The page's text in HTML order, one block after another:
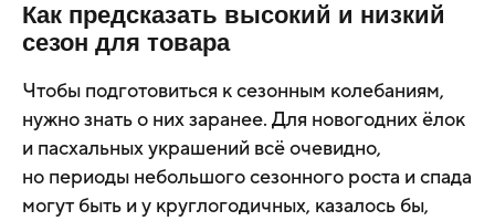
Как предсказать высокий и низкий
сезон для товара
Чтобы подготовиться к сезонным колебаниям,
нужно знать о них заранее. Для новогодних ёлок
и пасхальных украшений всё очевидно,
но периоды небольшого сезонного роста и спада
могут быть и у круглогодичных, казалось бы,